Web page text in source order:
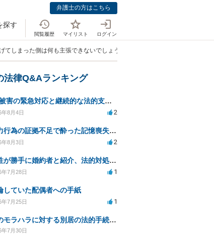
弁護士の方はこちら
探す
閲覧履歴 マイリスト ログイン
しまった側は何も主張できないでしょうか。」
法律Q&Aランキング
DV被害の緊急対応と継続的な法的支援を求む
年8月4日 2
暴力行為の証拠不足で酔った記憶喪失が認められるか？
年8月3日 2
男性が勝手に婚約者と紹介、法的対処は可能ですか？
年7月28日 1
していた配偶者への手紙
年7月25日 1
夫のモラハラに対する別居の法的手続き相談
年7月30日